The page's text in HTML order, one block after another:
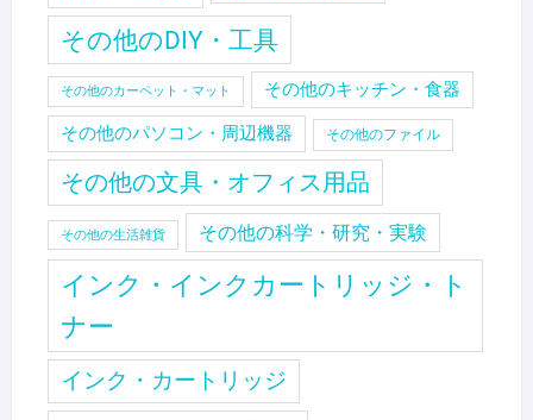
その他のDIY・工具
その他のカーペット・マット その他のキッチン・食器
その他のパソコン・周辺機器 その他のファイル
その他の文具・オフィス用品
その他の生活雑貨 その他の科学・研究・実験
インク・インクカートリッジ・ト
ナー
インク・カートリッジ